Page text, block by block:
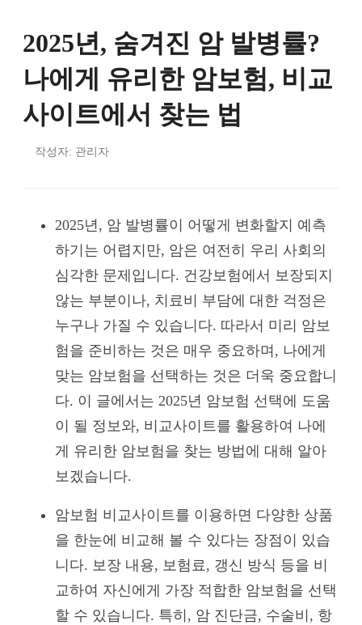
2025년, 숨겨진 암 발병률?
나에게 유리한 암보험, 비교
사이트에서 찾는 법
작성자: 관리자
2025년, 암 발병률이 어떻게 변화할지 예측
하기는 어렵지만, 암은 여전히 우리 사회의
심각한 문제입니다. 건강보험에서 보장되지
않는 부분이나, 치료비 부담에 대한 걱정은
누구나 가질 수 있습니다. 따라서 미리 암보
험을 준비하는 것은 매우 중요하며, 나에게
맞는 암보험을 선택하는 것은 더욱 중요합니
다. 이 글에서는 2025년 암보험 선택에 도움
이 될 정보와, 비교사이트를 활용하여 나에
게 유리한 암보험을 찾는 방법에 대해 알아
보겠습니다.
암보험 비교사이트를 이용하면 다양한 상품
을 한눈에 비교해 볼 수 있다는 장점이 있습
니다. 보장 내용, 보험료, 갱신 방식 등을 비
교하여 자신에게 가장 적합한 암보험을 선택
할 수 있습니다. 특히, 암 진단금, 수술비, 항